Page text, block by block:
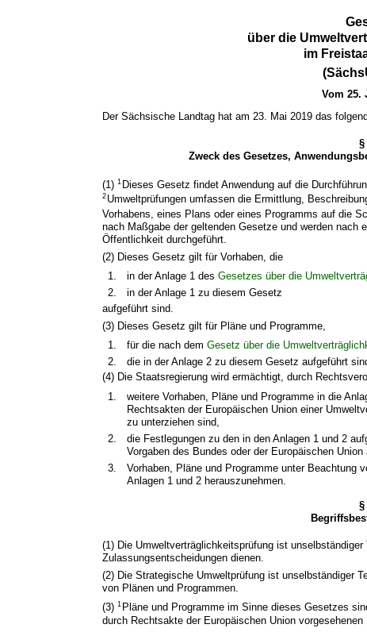
über die
im
Vom 25.
Der Sächsische Landtag hat am 23. Mai 2019 das
§
Zweck des Gesetzes,
(1)1 Dieses Gesetz findet Anwendung auf die
2 Umweltprüfungen umfassen die Ermittlung,
Vorhabens, eines Plans oder eines Programms auf die
nach Maßgabe der geltenden Gesetze und werden nach
Öffentlichkeit durchgeführt.
(2) Dieses Gesetz gilt für Vorhaben, die
1.
in der Anlage 1 des Gesetzes über die
2.
in der Anlage 1 zu diesem Gesetz
aufgeführt sind.
(3) Dieses Gesetz gilt für Pläne und Programme,
1.
für die nach dem Gesetz über die
2.
die in der Anlage 2 zu diesem Gesetz aufgeführt
(4) Die Staatsregierung wird ermächtigt, durch
1.
weitere Vorhaben, Pläne und Programme in die
Rechtsakten der Europäischen Union einer
zu unterziehen sind,
2.
die Festlegungen zu den in den Anlagen 1 und 2
Vorgaben des Bundes oder der Europäischen
3.
Vorhaben, Pläne und Programme unter Beachtung
Anlagen 1 und 2 herauszunehmen.
§
(1) Die Umweltverträglichkeitsprüfung ist
Zulassungsentscheidungen dienen.
(2) Die Strategische Umweltprüfung ist unselbständiger
von Plänen und Programmen.
(3)1 Pläne und Programme im Sinne dieses Gesetzes
durch Rechtsakte der Europäischen Union